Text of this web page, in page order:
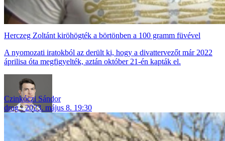
Herczeg Zoltánt kiröhögték a börtönben a 100 gramm füvével
A nyomozati iratokból az derült ki, hogy a divattervezőt már 2022
áprilisa óta megfigyelték, aztán október 21-én kapták el.
Czinkóczi Sándor
drog
2023. május 8. 19:30